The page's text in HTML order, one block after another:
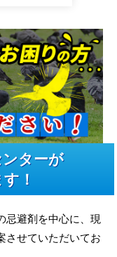
ターが
！
忌避剤を中心に、現
させていただいてお